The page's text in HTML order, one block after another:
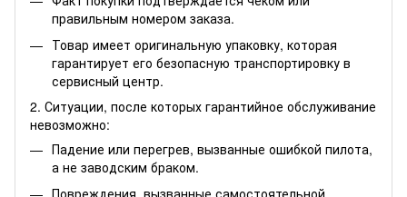
правильным номером заказа.
Товар имеет оригинальную упаковку, которая
гарантирует его безопасную транспортировку в
сервисный центр.
2. Ситуации, после которых гарантийное обслуживание
невозможно:
Падение или перегрев, вызванные ошибкой пилота,
а не заводским браком.
Повреждения, вызванные самостоятельной